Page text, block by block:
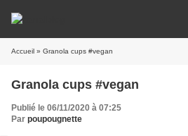
Accueil » Granola cups #vegan
Granola cups #vegan
Publié le 06/11/2020 à 07:25
Par poupougnette